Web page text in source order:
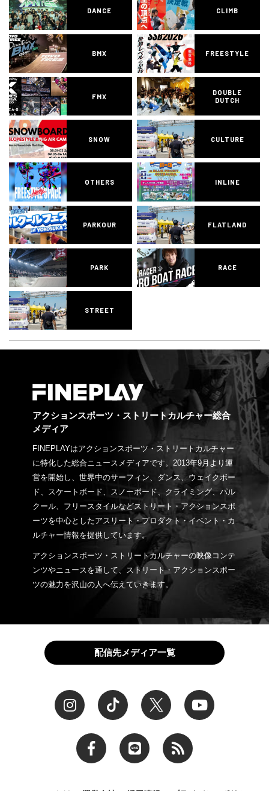
DANCE CLIMB
BMX FREESTYLE
FMX
DOUBLE
DUTCH
SNOW CULTURE
OTHERS INLINE
PARKOUR FLATLAND
PARK RACE
STREET
アクションスポーツ・ストリートカルチャー総合
メディア
FINEPLAYはアクションスポーツ・ストリートカルチャー
に特化した総合ニュースメディアです。2013年9月より運
営を開始し、世界中のサーフィン、ダンス、ウェイクボー
ド、スケートボード、スノーボード、クライミング、パル
クール、フリースタイルなどストリート・アクションスポ
ーツを中心としたアスリート・プロダクト・イベント・カ
ルチャー情報を提供しています。
アクションスポーツ・ストリートカルチャーの映像コンテ
ンツやニュースを通して、ストリート・アクションスポー
ツの魅力を沢山の人へ伝えていきます。
配信先メディア一覧